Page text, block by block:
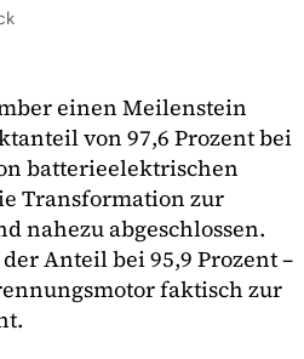
einen Meilenstein
von 97,6 Prozent bei
batterieelektrischen
Transformation zur
nahezu abgeschlossen.
Anteil bei 95,9 Prozent –
faktisch zur